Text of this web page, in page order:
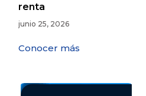
renta
junio 25, 2026
Conocer más